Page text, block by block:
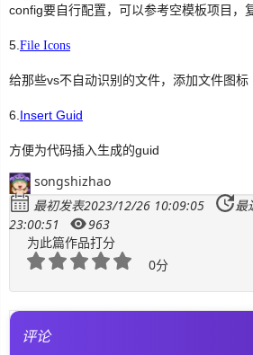
Win10
config要自行配置，可以参考空模板项目，
5. File Icons
给那些vs不自动识别的文件，添加文件图标
6. Insert Guid
方便为代码插入生成的guid
songshizhao
最初发表2023/12/26 10:09:05
最
23:00:51
963
为此篇作品打分
0分
评论